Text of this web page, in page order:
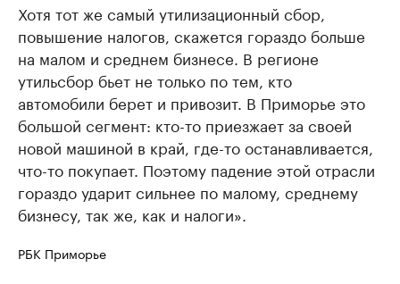
Хотя тот же самый утилизационный сбор,
повышение налогов, скажется гораздо больше
на малом и среднем бизнесе. В регионе
утильсбор бьет не только по тем, кто
автомобили берет и привозит. В Приморье это
большой сегмент: кто-то приезжает за своей
новой машиной в край, где-то останавливается,
что-то покупает. Поэтому падение этой отрасли
гораздо ударит сильнее по малому, среднему
бизнесу, так же, как и налоги».
РБК Приморье